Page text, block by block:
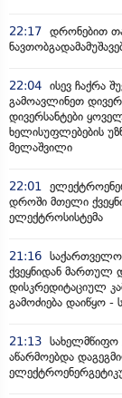
22:17 დრონებით
22:04 ისევ ჩაქრა
გამოავლინეთ
დივერსანტები
ხელისუფლებების
მელაშვილი
22:01
დროში მთელი
ელექტროსისტემა
21:16
ქვეყნიდან მართულ
დისკრედიტაციულ
გამოძიება დაიწყო -
21:13 სახელმწიფო
აწარმოებდა